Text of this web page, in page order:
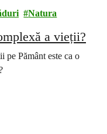
Natura
a vieții?
pe Pământ este ca o